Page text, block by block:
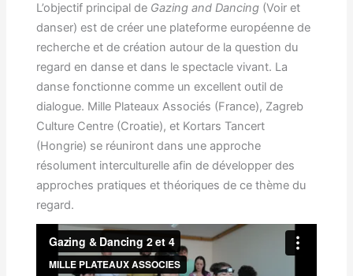
L’objectif principal de Gazing and Dancing(Voir et
danser) est de créer une plateforme européenne de
recherche et de création autour de la question du
regard en danse et dans le spectacle vivant. La
danse fonctionne comme un excellent outil de
dialogue. Mille Plateaux Associés (France), Zagreb
Culture Centre (Croatie), et Kortars Tancert
(Hongrie) se réuniront dans une approche
résolument interculturelle afin de développer des
approches pratiques et théoriques de ce thème du
regard.